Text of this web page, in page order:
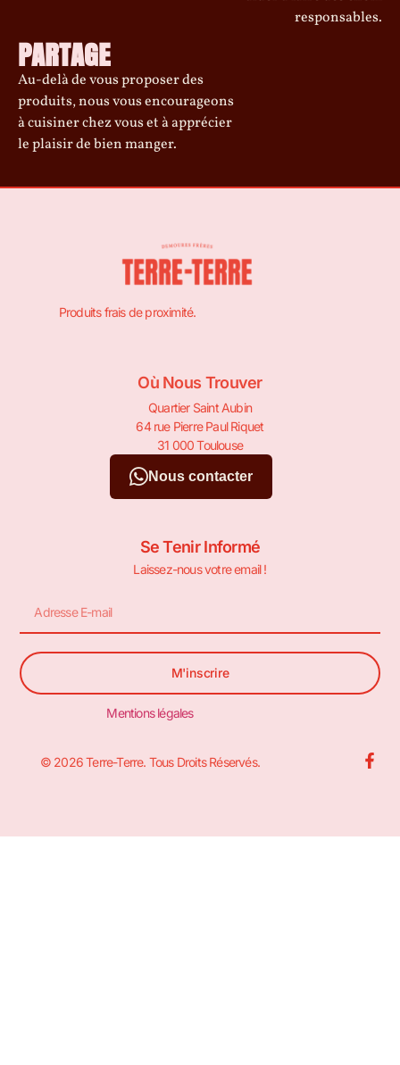
responsables.
PARTAGE
Au-delà de vous proposer des
produits, nous vous encourageons
à cuisiner chez vous et à apprécier
le plaisir de bien manger.
Produits frais de proximité.
Où Nous Trouver
Quartier Saint Aubin
64 rue Pierre Paul Riquet
31 000 Toulouse
Nous contacter
Se Tenir Informé
Laissez-nous votre email !
M'inscrire
Mentions légales
© 2026 Terre-Terre. Tous Droits Réservés.